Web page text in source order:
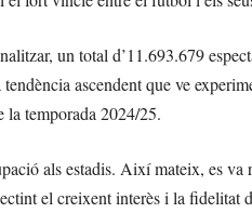
un total d’11.693.679
ascendent que ve
la temporada 2024/25.
als estadis. Així mateix, es va
el creixent interès i la fidelitat